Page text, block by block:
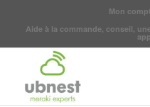
Mon
Aide à la commande, conseil,